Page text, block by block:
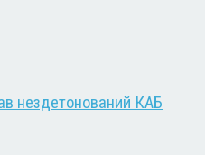
нездетонований КАБ